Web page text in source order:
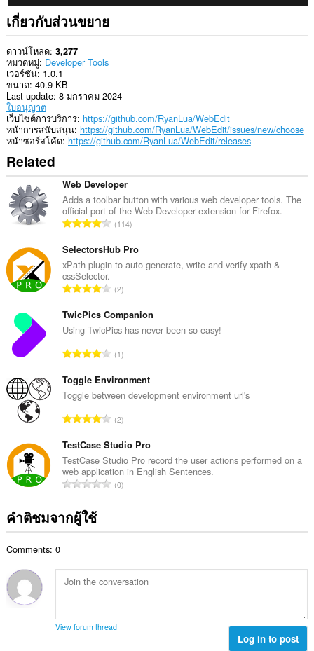
เกี่ยวกับส่วนขยาย
ดาวน์โหลด 3,277
หมวดหมู่ Developer Tools
เวอร์ชัน 1.0.1
ขนาด 40.9 KB
Last update 8 มกราคม 2024
ใบอนุญาต
เว็บไซต์การบริการ https://github.com/RyanLua/WebEdit
หน้าการสนับสนุน https://github.com/RyanLua/WebEdit/issues/new/choose
หน้าซอร์สโค้ด https://github.com/RyanLua/WebEdit/releases
Related
Web Developer
Adds a toolbar button with various web developer tools. The
official port of the Web Developer extension for Firefox.
จำ
ว
น
ะ
น
น
ร
ว
ม
ทั้
ห
ด
:
114
SelectorsHub Pro
xPath plugin to auto generate, write and verify xpath &
cssSelector.
จำ
ว
น
ะ
น
น
ร
ว
ม
ทั้
ง
ห
2
TwicPics Companion
Using TwicPics has never been so easy!
จำ
ว
น
ะ
น
น
ร
ว
ง
ด
1
Toggle Environment
Toggle between development environment url's
จำ
ว
น
ค
ะ
น
ม
ทั้
ม
2
TestCase Studio Pro
TestCase Studio Pro record the user actions performed on a
web application in English Sentences.
จำ
แ
น
ว
0
คำติชมจากผู้ใช้
Comments: 0
View forum thread
Log in to post